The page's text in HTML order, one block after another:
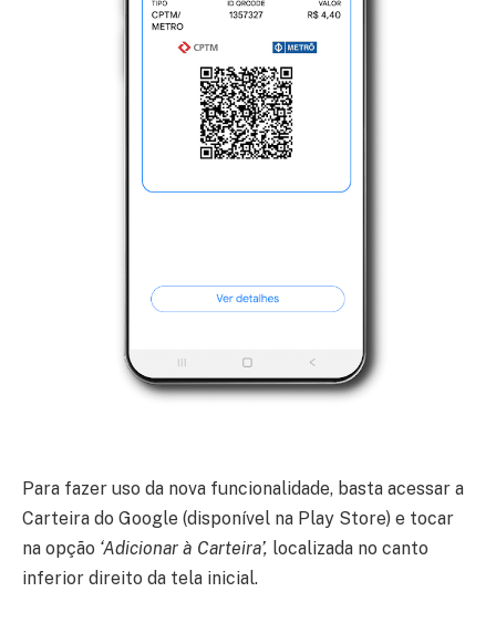
Para fazer uso da nova funcionalidade, basta acessar a
Carteira do Google (disponível na Play Store) e tocar
na opção ‘Adicionar à Carteira’, localizada no canto
inferior direito da tela inicial.